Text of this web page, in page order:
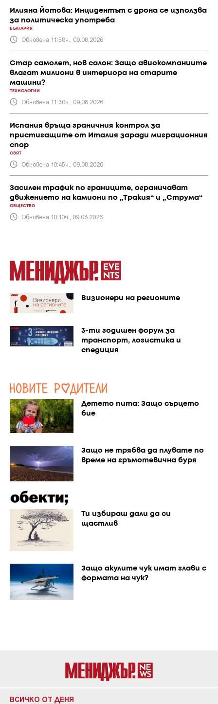
Илияна Йотова: Инцидентът с дрона се използва
за политическа употреба
БЪЛГАРИЯ
Обновена 11:58ч., 09.08.2026
Стар самолет, нов салон: Защо авиокомпаниите
влагат милиони в интериора на старите
машини?
ТЕХНОЛОГИИ
Обновена 11:30ч., 09.08.2026
Испания връща граничния контрол за
пристигащите от Италия заради миграционния
спор
СВЯТ
Обновена 10:45ч., 09.08.2026
Засилен трафик по границите, ограничават
движението на камиони по „Тракия“ и „Струма“
ОБЩЕСТВО
Обновена 10:10ч., 09.08.2026
Визионери на регионите
3-ти годишен форум за
транспорт, логистика и
спедиция
Детето пита: Защо сърцето
бие
Защо не трябва да плувате по
време на гръмотевична буря
Ти избираш дали да си
щастлив
Защо акулите чук имат глави с
формата на чук?
ВСИЧКО ОТ ДЕНЯ